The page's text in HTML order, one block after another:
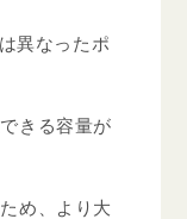
異なったポ
きる容量が
め、より大